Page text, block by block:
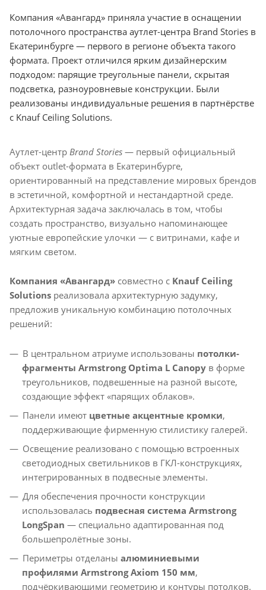
Компания «Авангард» приняла участие в оснащении
потолочного пространства аутлет-центра Brand Stories в
Екатеринбурге — первого в регионе объекта такого
формата. Проект отличился ярким дизайнерским
подходом: парящие треугольные панели, скрытая
подсветка, разноуровневые конструкции. Были
реализованы индивидуальные решения в партнёрстве
с Knauf Ceiling Solutions.
Аутлет-центр Brand Stories — первый официальный
объект outlet-формата в Екатеринбурге,
ориентированный на представление мировых брендов
в эстетичной, комфортной и нестандартной среде.
Архитектурная задача заключалась в том, чтобы
создать пространство, визуально напоминающее
уютные европейские улочки — с витринами, кафе и
мягким светом.
Компания «Авангард» совместно с Knauf Ceiling
Solutions реализовала архитектурную задумку,
предложив уникальную комбинацию потолочных
решений:
В центральном атриуме использованы потолки-
фрагменты Armstrong Optima L Canopy в форме
треугольников, подвешенные на разной высоте,
создающие эффект «парящих облаков».
Панели имеют цветные акцентные кромки,
поддерживающие фирменную стилистику галерей.
Освещение реализовано с помощью встроенных
светодиодных светильников в ГКЛ-конструкциях,
интегрированных в подвесные элементы.
Для обеспечения прочности конструкции
использовалась подвесная система Armstrong
LongSpan — специально адаптированная под
большепролётные зоны.
Периметры отделаны алюминиевыми
профилями Armstrong Axiom 150 мм,
подчёркивающими геометрию и контуры потолков.